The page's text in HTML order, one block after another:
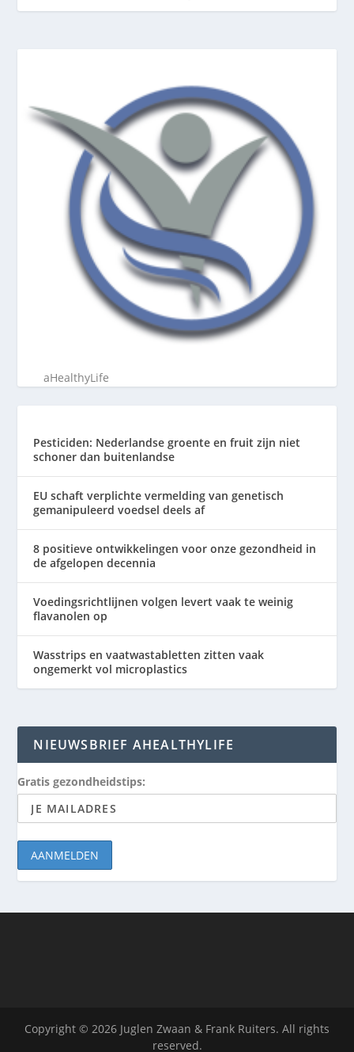
aHealthyLife
Pesticiden: Nederlandse groente en fruit zijn niet
schoner dan buitenlandse
EU schaft verplichte vermelding van genetisch
gemanipuleerd voedsel deels af
8 positieve ontwikkelingen voor onze gezondheid in
de afgelopen decennia
Voedingsrichtlijnen volgen levert vaak te weinig
flavanolen op
Wasstrips en vaatwastabletten zitten vaak
ongemerkt vol microplastics
NIEUWSBRIEF AHEALTHYLIFE
Gratis gezondheidstips:
Copyright © 2026 Juglen Zwaan & Frank Ruiters. All rights
reserved.